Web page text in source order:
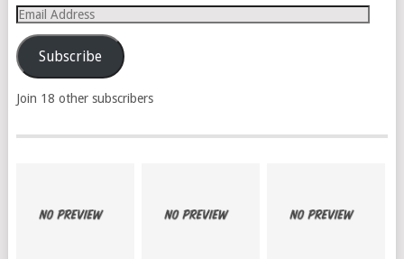
Email
Address
Subscribe
Join 18 other subscribers